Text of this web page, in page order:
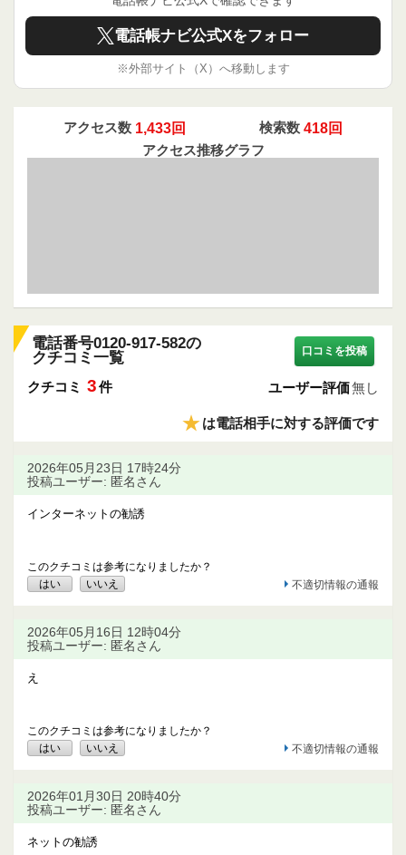
電話帳ナビ公式Xをフォロー
※外部サイト（X）へ移動します
アクセス数 1,433回 検索数 418回
アクセス推移グラフ
電話番号0120-917-582の
クチコミ一覧
口コミを投稿
クチコミ 3件 ユーザー評価無し
★は電話相手に対する評価です
2026年05月23日 17時24分
投稿ユーザー: 匿名さん
インターネットの勧誘
このクチコミは参考になりましたか？
はい
いいえ 不適切情報の通報
2026年05月16日 12時04分
投稿ユーザー: 匿名さん
え
このクチコミは参考になりましたか？
はい
いいえ 不適切情報の通報
2026年01月30日 20時40分
投稿ユーザー: 匿名さん
ネットの勧誘